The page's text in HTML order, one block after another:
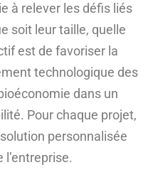
à relever les défis liés
soit leur taille, quelle
est de favoriser la
technologique des
dans un
Pour chaque projet,
personnalisée